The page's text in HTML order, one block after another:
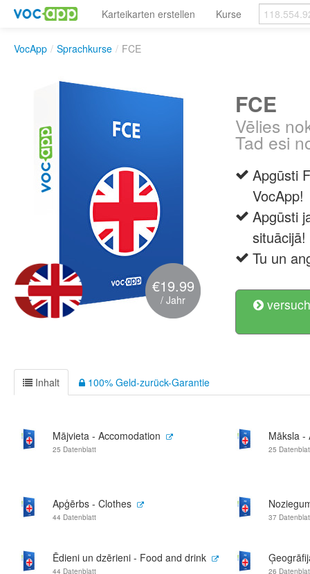
Karteikarten erstellen Kurse
VocApp / Sprachkurse / FCE
€19.99
/ Jahr
FCE
Vēlies
Tad esi
Apgūsti
VocApp!
Apgūsti
situācijā!
Tu un
Inhalt 100% Geld-zurück-Garantie
Mājvieta - Accomodation
25 Datenblatt
Māksla -
25
Apģērbs - Clothes
44 Datenblatt 37
Ēdieni un dzērieni - Food and drink
44 Datenblatt 26